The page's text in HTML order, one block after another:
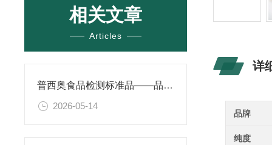
相关文章
Articles
普西奥食品检测标准品——品类丰富，支持定制
2026-05-14
详
品牌
纯度